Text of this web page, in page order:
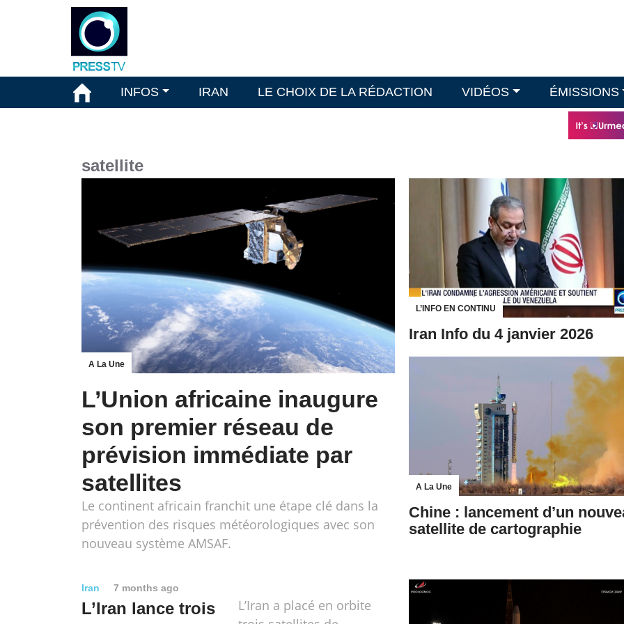
INFOS IRAN LE CHOIX DE LA RÉDACTION VIDÉOS ÉMISSIONS
satellite
A La Une
L’Union africaine inaugure
son premier réseau de
prévision immédiate par
satellites
Le continent africain franchit une étape clé dans la
prévention des risques météorologiques avec son
nouveau système AMSAF.
L’INFO EN CONTINU
Iran Info du 4 janvier 2026
A La Une
Chine : lancement d’un
satellite de cartographie
Iran 7 months ago
L’Iran lance trois
L’Iran a placé en orbite